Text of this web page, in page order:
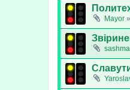
Mayor »